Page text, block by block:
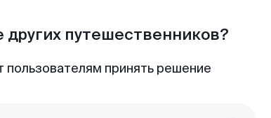
других путешественников?
принять решение